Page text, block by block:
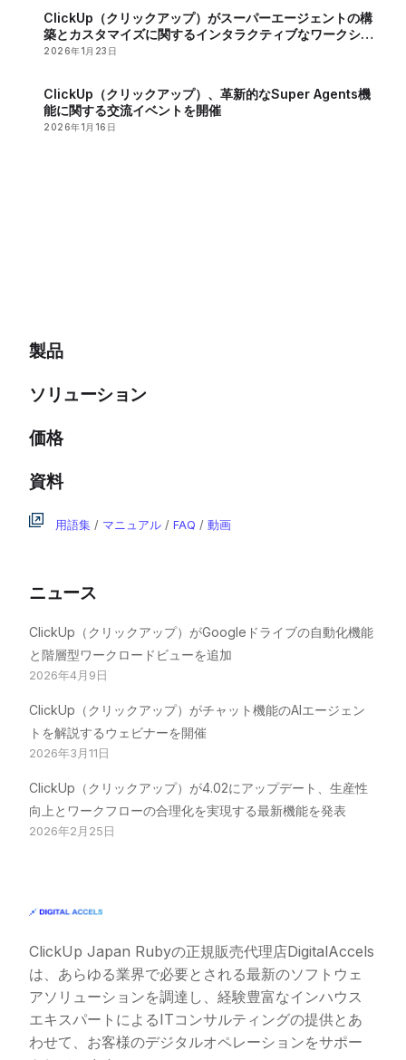
ClickUp（クリックアップ）がスーパーエージェントの構
築とカスタマイズに関するインタラクティブなワークショ
ップを開催
2026年1月23日
ClickUp（クリックアップ）、革新的なSuper Agents機
能に関する交流イベントを開催
2026年1月16日
製品
ソリューション
価格
資料
用語集 / マニュアル /FAQ /動画
ニュース
ClickUp（クリックアップ）がGoogleドライブの自動化機能
と階層型ワークロードビューを追加
2026年4月9日
ClickUp（クリックアップ）がチャット機能のAIエージェン
トを解説するウェビナーを開催
2026年3月11日
ClickUp（クリックアップ）が4.02にアップデート、生産性
向上とワークフローの合理化を実現する最新機能を発表
2026年2月25日
ClickUp Japan Rubyの正規販売代理店DigitalAccels
は、あらゆる業界で必要とされる最新のソフトウェ
アソリューションを調達し、経験豊富なインハウス
エキスパートによるITコンサルティングの提供とあ
わせて、お客様のデジタルオペレーションをサポー
お問い合わせ